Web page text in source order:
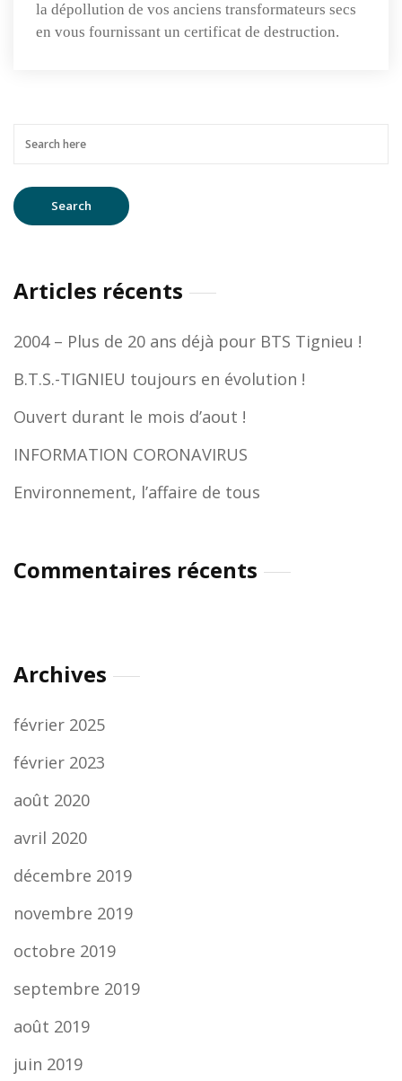
la dépollution de vos anciens transformateurs secs
en vous fournissant un certificat de destruction.
Articles récents
2004 – Plus de 20 ans déjà pour BTS Tignieu !
B.T.S.-TIGNIEU toujours en évolution !
Ouvert durant le mois d’aout !
INFORMATION CORONAVIRUS
Environnement, l’affaire de tous
Commentaires récents
Archives
février 2025
février 2023
août 2020
avril 2020
décembre 2019
novembre 2019
octobre 2019
septembre 2019
août 2019
juin 2019